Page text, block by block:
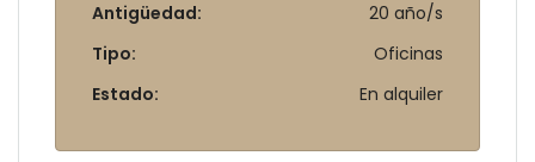
Antigüedad:
20 año/s
Tipo:
Oficinas
Estado:
En alquiler